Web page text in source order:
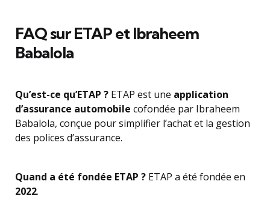
FAQ sur ETAP et Ibraheem
Babalola
Qu’est-ce qu’ETAP ? ETAP est une application
d’assurance automobile cofondée par Ibraheem
Babalola, conçue pour simplifier l’achat et la gestion
des polices d’assurance.
Quand a été fondée ETAP ? ETAP a été fondée en
2022.